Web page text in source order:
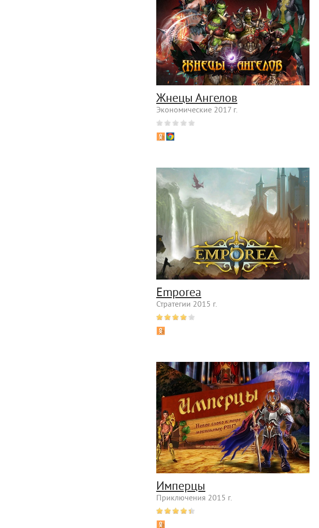
Жнецы Ангелов
Экономические 2017 г.
Emporea
Стратегии 2015 г.
Имперцы
Приключения 2015 г.